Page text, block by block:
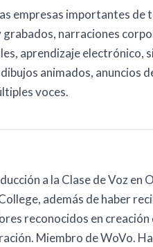
empresas importantes de
grabados, narraciones
aprendizaje electrónico,
animados, anuncios
voces.
a la Clase de Voz en
además de haber
reconocidos en
Miembro de WoVo.